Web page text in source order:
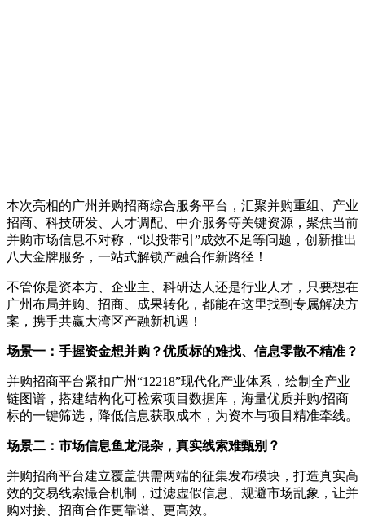
本次亮相的广州并购招商综合服务平台，汇聚并购重组、产业
招商、科技研发、人才调配、中介服务等关键资源，聚焦当前
并购市场信息不对称，“以投带引”成效不足等问题，创新推出
八大金牌服务，一站式解锁产融合作新路径！
不管你是资本方、企业主、科研达人还是行业人才，只要想在
广州布局并购、招商、成果转化，都能在这里找到专属解决方
案，携手共赢大湾区产融新机遇！
场景一：手握资金想并购？优质标的难找、信息零散不精准？
并购招商平台紧扣广州“12218”现代化产业体系，绘制全产业
链图谱，搭建结构化可检索项目数据库，海量优质并购/招商
标的一键筛选，降低信息获取成本，为资本与项目精准牵线。
场景二：市场信息鱼龙混杂，真实线索难甄别？
并购招商平台建立覆盖供需两端的征集发布模块，打造真实高
效的交易线索撮合机制，过滤虚假信息、规避市场乱象，让并
购对接、招商合作更靠谱、更高效。